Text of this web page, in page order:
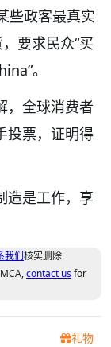
些政客最真实
要求民众“买
。
，全球消费者
投票，证明得
造是工作，享
我们核实删除
contact usfor
礼物